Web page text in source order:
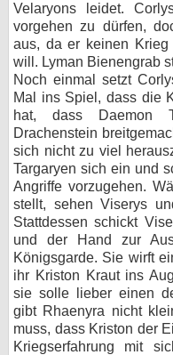
Velaryons leidet.
vorgehen zu dürfen,
aus, da er keinen Krieg
will. Lyman Bienengrab
Noch einmal setzt
Mal ins Spiel, dass die
hat, dass Daemon
Drachenstein
sich nicht zu viel
Targaryen sich ein und
Angriffe vorzugehen.
stellt, sehen Viserys
Stattdessen schickt
und der Hand zur
Königsgarde. Sie wirft
ihr Kriston Kraut ins
sie solle lieber einen
gibt Rhaenyra nicht
muss, dass Kriston der
Kriegserfahrung mit